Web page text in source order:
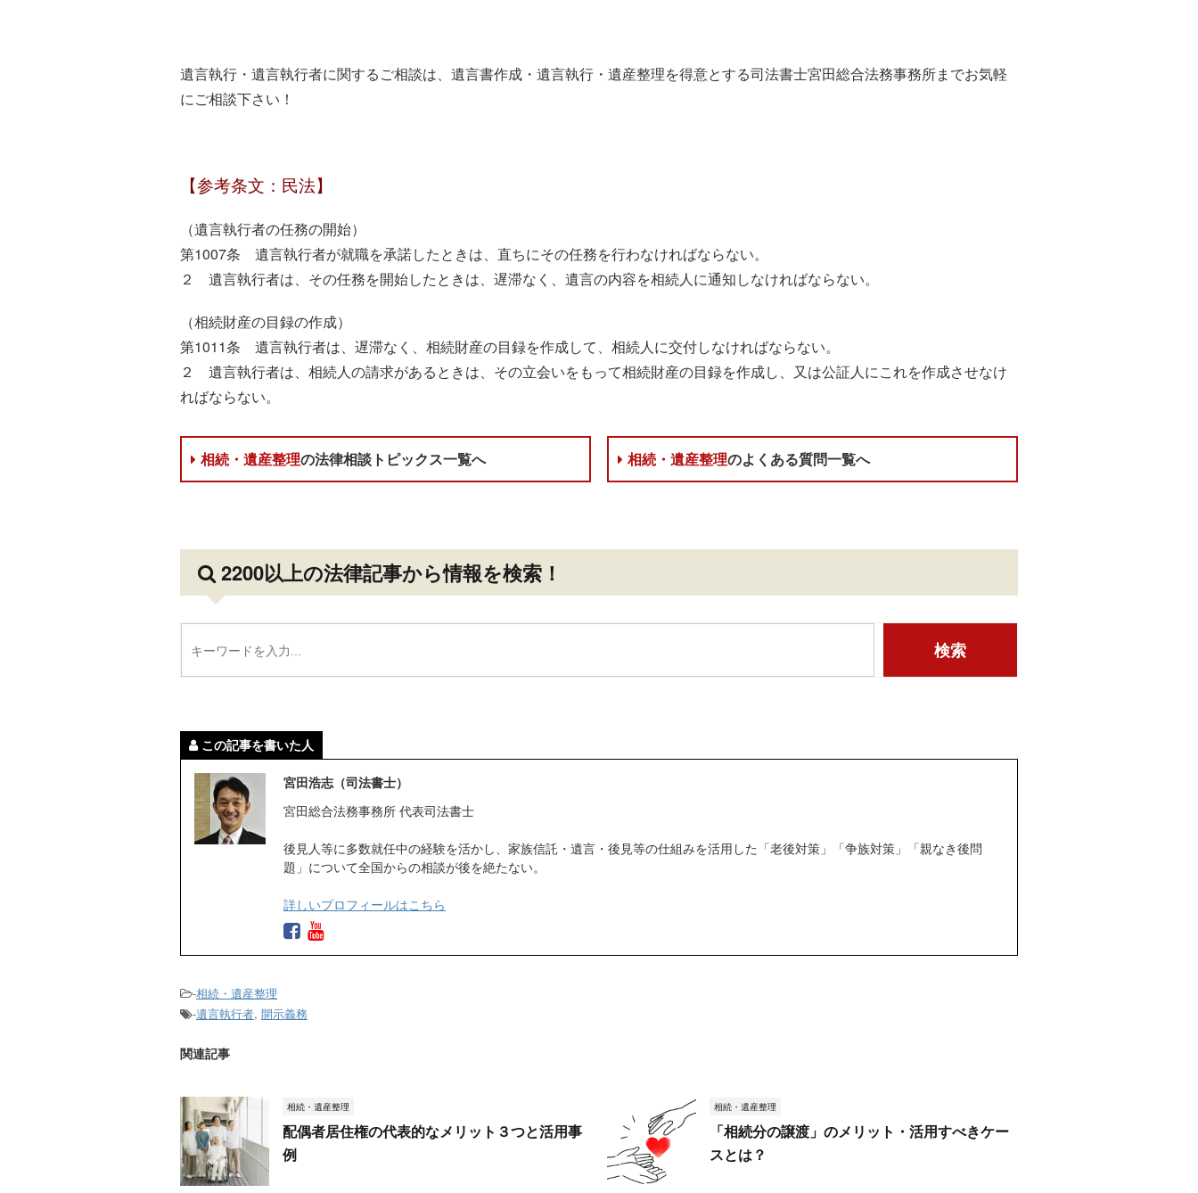
遺言執行・遺言執行者に関するご相談は、遺言書作成・遺言執行・遺産整理を得意とする司法書士宮田総合法務事務所までお気軽
にご相談下さい！
【参考条文：民法】
（遺言執行者の任務の開始）
第1007条 遺言執行者が就職を承諾したときは、直ちにその任務を行わなければならない。
２ 遺言執行者は、その任務を開始したときは、遅滞なく、遺言の内容を相続人に通知しなければならない。
（相続財産の目録の作成）
第1011条 遺言執行者は、遅滞なく、相続財産の目録を作成して、相続人に交付しなければならない。
２ 遺言執行者は、相続人の請求があるときは、その立会いをもって相続財産の目録を作成し、又は公証人にこれを作成させなけ
ればならない。
相続・遺産整理の法律相談トピックス一覧へ 相続・遺産整理のよくある質問一覧へ
2200以上の法律記事から情報を検索！
この記事を書いた人
宮田浩志（司法書士）
宮田総合法務事務所 代表司法書士
後見人等に多数就任中の経験を活かし、家族信託・遺言・後見等の仕組みを活用した「老後対策」「争族対策」「親なき後問
題」について全国からの相談が後を絶たない。
詳しいプロフィールはこちら
-相続・遺産整理
-遺言執行者, 開示義務
関連記事
相続・遺産整理
配偶者居住権の代表的なメリット３つと活用事
例
相続・遺産整理
「相続分の譲渡」のメリット・活用すべきケー
スとは？